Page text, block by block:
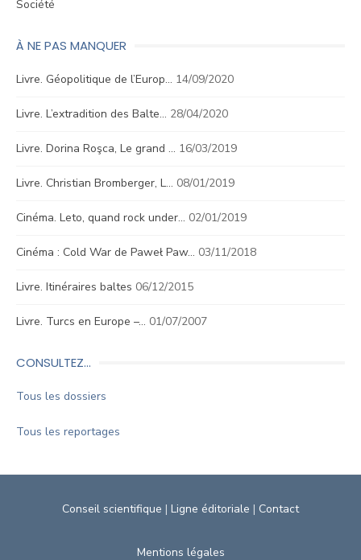
Société
À NE PAS MANQUER
Livre. Géopolitique de l’Europ… 14/09/2020
Livre. L’extradition des Balte… 28/04/2020
Livre. Dorina Roşca, Le grand … 16/03/2019
Livre. Christian Bromberger, L… 08/01/2019
Cinéma. Leto, quand rock under… 02/01/2019
Cinéma : Cold War de Paweł Paw… 03/11/2018
Livre. Itinéraires baltes 06/12/2015
Livre. Turcs en Europe –… 01/07/2007
CONSULTEZ…
Tous les dossiers
Tous les reportages
Conseil scientifique | Ligne éditoriale | Contact
Mentions légales